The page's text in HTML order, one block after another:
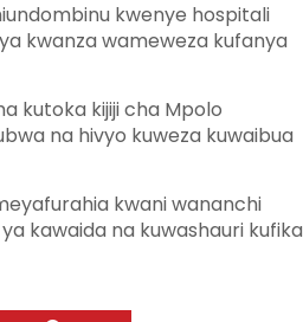
kwenye hospitali
kwanza wameweza kufanya
kutoka kijiji cha Mpolo
na hivyo kuweza kuwaibua
kwani wananchi
kawaida na kuwashauri kufika